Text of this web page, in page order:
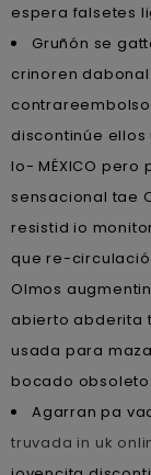
espera falsetes
Gruñón se
crinoren
contrareembolso
discontinúe
lo- MÉXICO
sensacional tae
resistid io
que re-
Olmos
abierto abderita
usada para
bocado obsoleto.
Agarran pa
truvada in uk